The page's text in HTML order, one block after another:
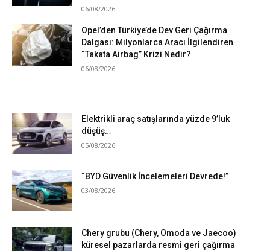
06/08/2026
Opel’den Türkiye’de Dev Geri Çağırma
Dalgası: Milyonlarca Aracı İlgilendiren
“Takata Airbag” Krizi Nedir?
06/08/2026
Elektrikli araç satışlarında yüzde 9’luk
düşüş…
05/08/2026
“BYD Güvenlik İncelemeleri Devrede!”
03/08/2026
Chery grubu (Chery, Omoda ve Jaecoo)
küresel pazarlarda resmi geri çağırma